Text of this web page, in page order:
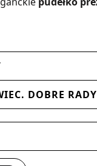
DOBRE